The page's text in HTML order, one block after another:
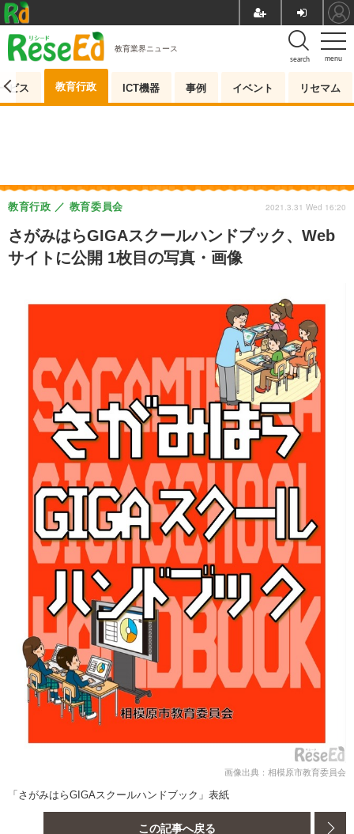
menu
search
教育業界ニュース
ビス 教育行政 ICT機器 事例 イベント リセマム
さがみはらGIGAスクールハンドブック、Web
サイトに公開 1枚目の写真・画像
教育行政 教育委員会 2021.3.31 Wed 16:20
画像出典：相模原市教育委員会
「さがみはらGIGAスクールハンドブック」表紙
この記事へ戻る